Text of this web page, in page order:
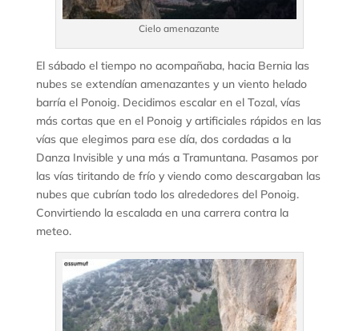
Cielo amenazante
El sábado el tiempo no acompañaba, hacia Bernia las
nubes se extendían amenazantes y un viento helado
barría el Ponoig. Decidimos escalar en el Tozal, vías
más cortas que en el Ponoig y artificiales rápidos en las
vías que elegimos para ese día, dos cordadas a la
Danza Invisible y una más a Tramuntana. Pasamos por
las vías tiritando de frío y viendo como descargaban las
nubes que cubrían todo los alrededores del Ponoig.
Convirtiendo la escalada en una carrera contra la
meteo.